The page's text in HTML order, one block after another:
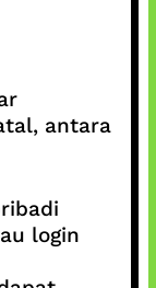
antara
login